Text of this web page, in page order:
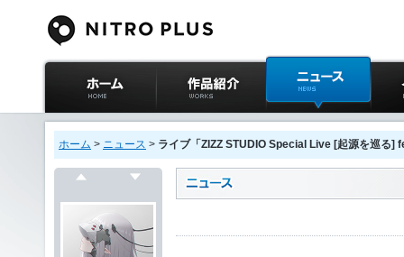
ニトロプラス公式
サイト ホーム
作品紹介 ニュース イベ
ホーム > ニュース > ライブ「ZIZZ STUDIO Special Live [起源を巡る]